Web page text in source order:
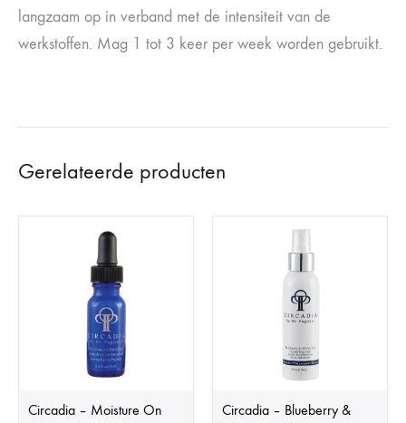
langzaam op in verband met de intensiteit van de
werkstoffen. Mag 1 tot 3 keer per week worden gebruikt.
Gerelateerde producten
Circadia – Moisture On
Circadia – Blueberry &